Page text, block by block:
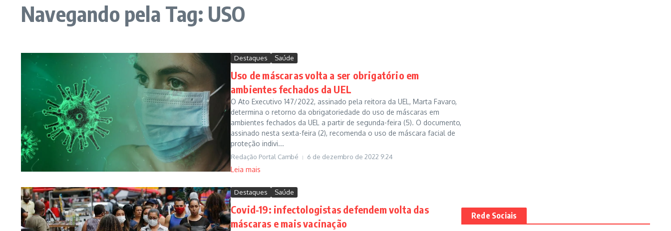
Navegando pela Tag: USO
Destaques Saúde
Uso de máscaras volta a ser obrigatório em
ambientes fechados da UEL
O Ato Executivo 147/2022, assinado pela reitora da UEL, Marta Favaro,
determina o retorno da obrigatoriedade do uso de máscaras em
ambientes fechados da UEL a partir de segunda-feira (5). O documento,
assinado nesta sexta-feira (2), recomenda o uso de máscara facial de
proteção indivi...
Redação Portal Cambé 6 de dezembro de 2022 9:24
Leia mais
Destaques Saúde
Covid-19: infectologistas defendem volta das
máscaras e mais vacinação
Rede Sociais